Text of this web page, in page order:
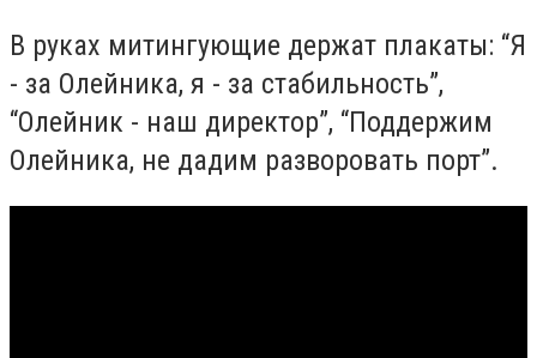
В руках митингующие держат плакаты: “Я
- за Олейника, я - за стабильность”,
“Олейник - наш директор”, “Поддержим
Олейника, не дадим разворовать порт”.